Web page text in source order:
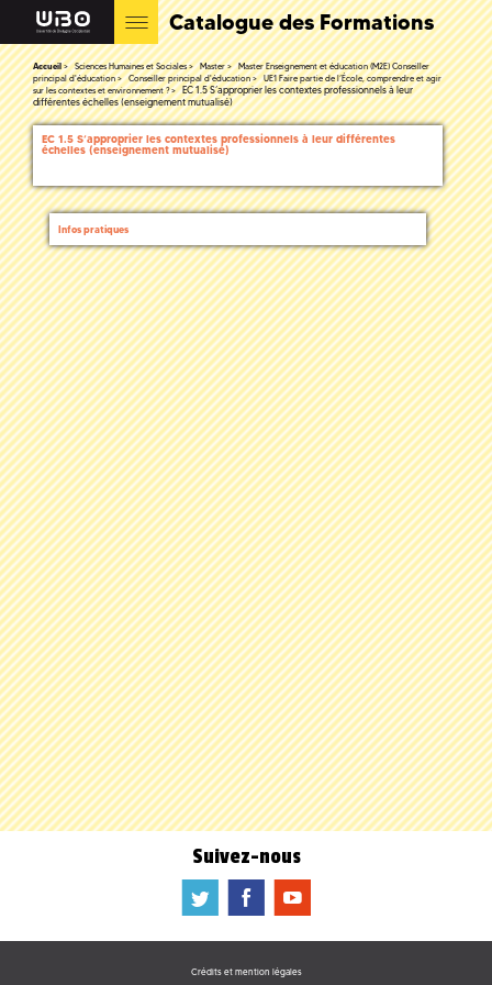
Catalogue des Formations
Accueil Sciences Humaines et Sociales Master
Master Enseignement et éducation (M2E) Conseiller
principal d'éducation
Conseiller principal d'éducation
UE1 Faire partie de l’École, comprendre et agir
sur les contextes et environnement ?
EC 1.5 S’approprier les contextes professionnels à leur
différentes échelles (enseignement mutualisé)
EC 1.5 S’approprier les contextes professionnels à leur différentes
échelles (enseignement mutualisé)
Infos pratiques
Suivez-nous
a b f
Crédits et mention légales